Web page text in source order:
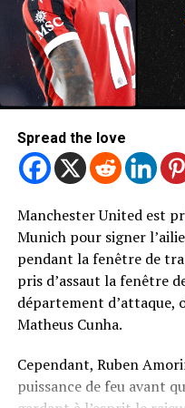
Photo de Mark Leech /
Newcastle
Mbeumo
décision de signer
Le rapport télégraphique
Spread the love
Manchester United est
Munich pour signer
pendant la fenêtre de
pris d’assaut la fenêtre
département d’attaque,
Matheus Cunha.
Cependant, Ruben
puissance de feu avant